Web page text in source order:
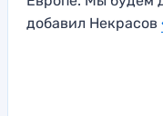
добавил Некрасов